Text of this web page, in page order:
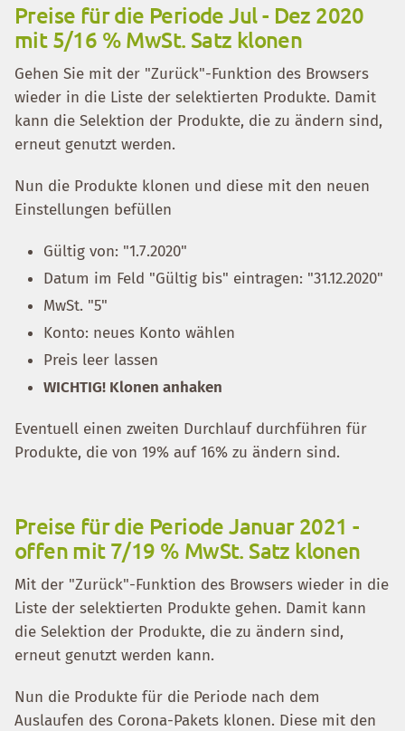
Preise für die Periode Jul - Dez 2020
mit 5/16 % MwSt. Satz klonen
Gehen Sie mit der "Zurück"-Funktion des Browsers
wieder in die Liste der selektierten Produkte. Damit
kann die Selektion der Produkte, die zu ändern sind,
erneut genutzt werden.
Nun die Produkte klonen und diese mit den neuen
Einstellungen befüllen
Gültig von: "1.7.2020"
Datum im Feld "Gültig bis" eintragen: "31.12.2020"
MwSt. "5"
Konto: neues Konto wählen
Preis leer lassen
WICHTIG! Klonen anhaken
Eventuell einen zweiten Durchlauf durchführen für
Produkte, die von 19% auf 16% zu ändern sind.
Preise für die Periode Januar 2021 -
offen mit 7/19 % MwSt. Satz klonen
Mit der "Zurück"-Funktion des Browsers wieder in die
Liste der selektierten Produkte gehen. Damit kann
die Selektion der Produkte, die zu ändern sind,
erneut genutzt werden kann.
Nun die Produkte für die Periode nach dem
Auslaufen des Corona-Pakets klonen. Diese mit den